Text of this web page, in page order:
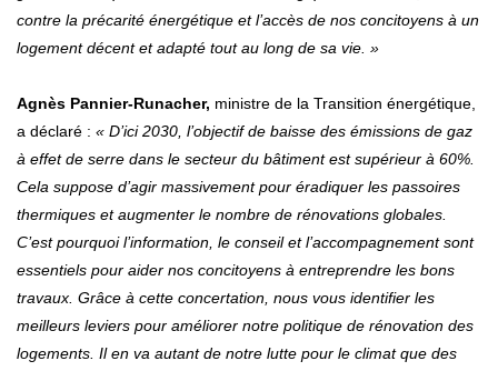
contre la précarité énergétique et l’accès de nos concitoyens à un
logement décent et adapté tout au long de sa vie. »
Agnès Pannier-Runacher, ministre de la Transition énergétique,
a déclaré : « D’ici 2030, l’objectif de baisse des émissions de gaz
à effet de serre dans le secteur du bâtiment est supérieur à 60%.
Cela suppose d’agir massivement pour éradiquer les passoires
thermiques et augmenter le nombre de rénovations globales.
C’est pourquoi l’information, le conseil et l’accompagnement sont
essentiels pour aider nos concitoyens à entreprendre les bons
travaux. Grâce à cette concertation, nous vous identifier les
meilleurs leviers pour améliorer notre politique de rénovation des
logements. Il en va autant de notre lutte pour le climat que des